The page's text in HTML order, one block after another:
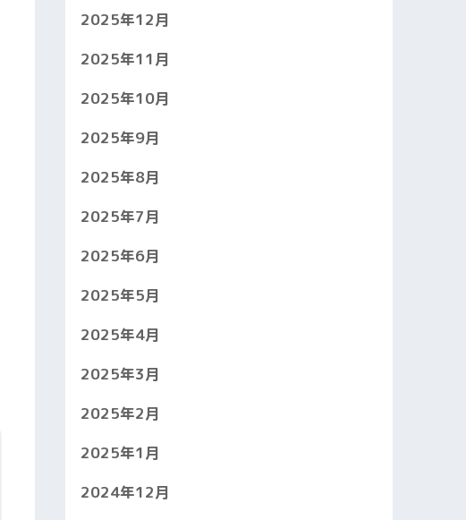
2025年12月
2025年11月
2025年10月
2025年9月
2025年8月
2025年7月
2025年6月
2025年5月
2025年4月
2025年3月
2025年2月
2025年1月
2024年12月